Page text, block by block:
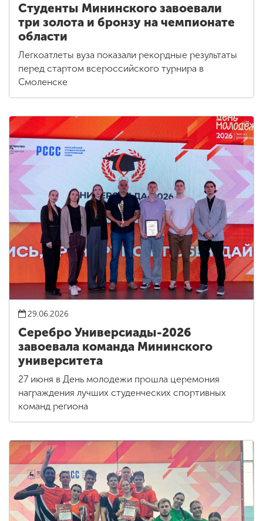
Студенты Мининского завоевали
три золота и бронзу на чемпионате
области
Легкоатлеты вуза показали рекордные результаты
перед стартом всероссийского турнира в
Смоленске
29.06.2026
Серебро Универсиады-2026
завоевала команда Мининского
университета
27 июня в День молодежи прошла церемония
награждения лучших студенческих спортивных
команд региона